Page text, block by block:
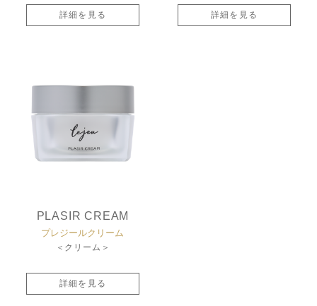
詳細を見る 詳細を見る
PLASIR CREAM
プレジールクリーム
＜クリーム＞
詳細を見る